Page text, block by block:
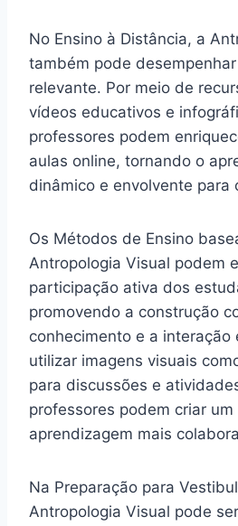
No Ensino à Distância, a
também pode
relevante. Por meio de
vídeos educativos e
professores podem
aulas online, tornando o
dinâmico e envolvente para
Os Métodos de Ensino
Antropologia Visual podem
participação ativa dos
promovendo a construção
conhecimento e a interação
utilizar imagens visuais
para discussões e
professores podem criar
aprendizagem mais
Na Preparação para
Antropologia Visual pode